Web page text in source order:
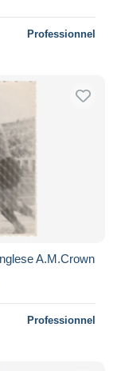
Professionnel
A.M.Crown
Professionnel